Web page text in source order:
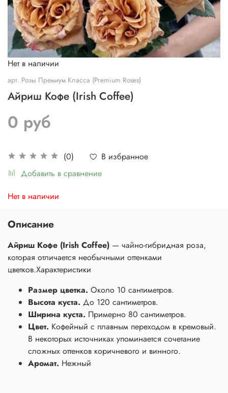
Нет в наличии
арт. Розы Премиум Класса (Premium Roses)
Айриш Кофе (Irish Сoffee)
(0)
В избранное
Добавить в сравнение
Нет в наличии
0 руб
Описание
Айриш Кофе (Irish Coffee) — чайно-гибридная роза,
которая отличается необычными оттенками
цветков.Характеристики
Размер цветка. Около 10 сантиметров.
Высота куста. До 120 сантиметров.
Ширина куста. Примерно 80 сантиметров.
Цвет. Кофейный с плавным переходом в кремовый.
В некоторых источниках упоминается сочетание
сложных оттенков коричневого и винного.
Аромат. Нежный